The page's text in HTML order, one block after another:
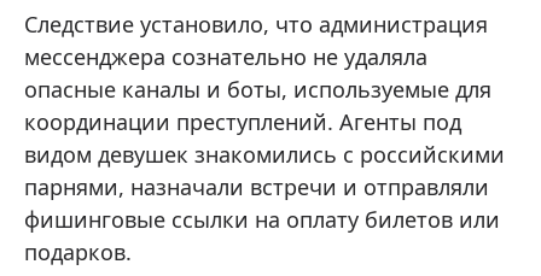
Следствие установило, что администрация
мессенджера сознательно не удаляла
опасные каналы и боты, используемые для
координации преступлений. Агенты под
видом девушек знакомились с российскими
парнями, назначали встречи и отправляли
фишинговые ссылки на оплату билетов или
подарков.